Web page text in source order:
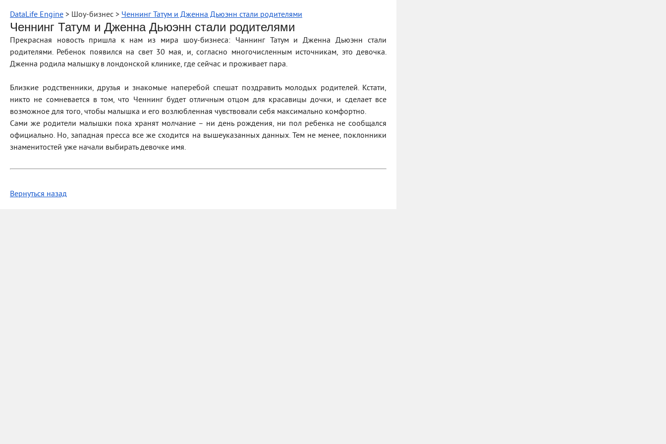
DataLife Engine > Шоу-бизнес > Ченнинг Татум и Дженна Дьюэнн стали родителями
Ченнинг Татум и Дженна Дьюэнн стали родителями
Прекрасная новость пришла к нам из мира шоу-бизнеса: Чаннинг Татум и Дженна Дьюэнн стали
родителями. Ребенок появился на свет 30 мая, и, согласно многочисленным источникам, это девочка.
Дженна родила малышку в лондонской клинике, где сейчас и проживает пара.
Близкие родственники, друзья и знакомые наперебой спешат поздравить молодых родителей. Кстати,
никто не сомневается в том, что Ченнинг будет отличным отцом для красавицы дочки, и сделает все
возможное для того, чтобы малышка и его возлюбленная чувствовали себя максимально комфортно.
Сами же родители малышки пока хранят молчание – ни день рождения, ни пол ребенка не сообщался
официально. Но, западная пресса все же сходится на вышеуказанных данных. Тем не менее, поклонники
знаменитостей уже начали выбирать девочке имя.
Вернуться назад